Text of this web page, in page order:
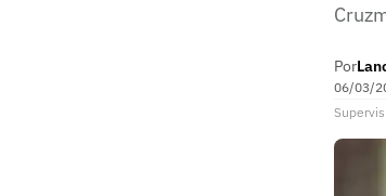
Por
06/03/